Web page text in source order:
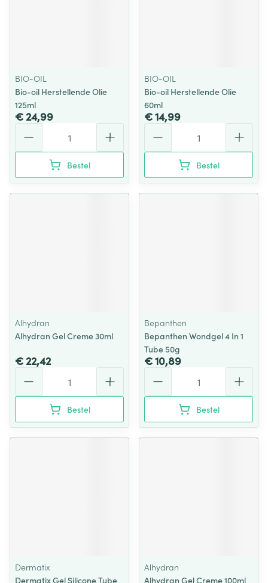
BIO-OIL
Bio-oil Herstellende Olie
125ml
€ 24,99
Bestel
BIO-OIL
Bio-oil Herstellende Olie
60ml
€ 14,99
Bestel
Alhydran
Alhydran Gel Creme 30ml
€ 22,42
Bestel
Bepanthen
Bepanthen Wondgel 4 In 1
Tube 50g
€ 10,89
Bestel
Dermatix
Dermatix Gel Silicone Tube
Alhydran
Alhydran Gel Creme 100ml